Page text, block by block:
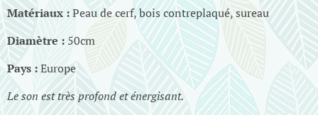
Matériaux :Peau de cerf, bois contreplaqué, sureau
Diamètre : 50cm
Pays :Europe
Le son est très profond et énergisant.